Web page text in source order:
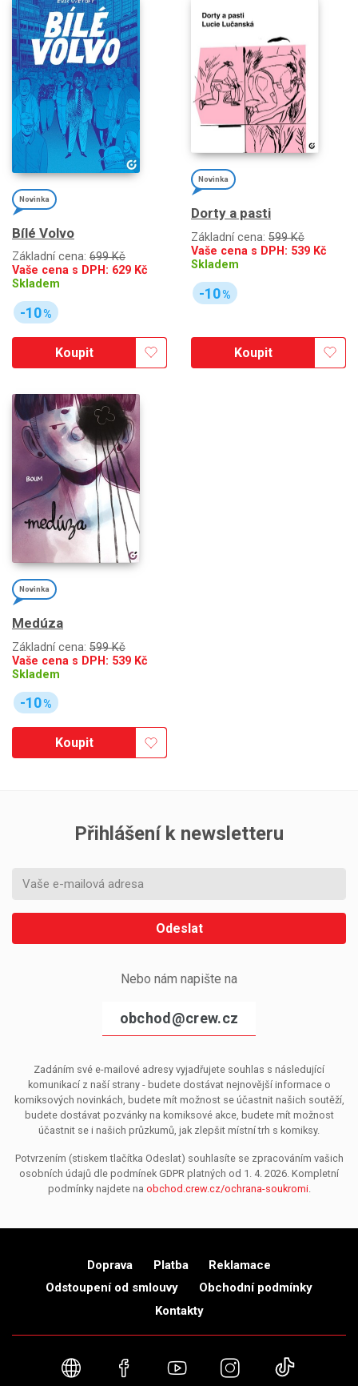
Novinka
Bílé Volvo
Základní cena: 699 Kč
Vaše cena s DPH: 629 Kč
Skladem
-10%
Koupit
Novinka
Dorty a pasti
Základní cena: 599 Kč
Vaše cena s DPH: 539 Kč
Skladem
-10%
Koupit
Novinka
Medúza
Základní cena: 599 Kč
Vaše cena s DPH: 539 Kč
Skladem
-10%
Koupit
Přihlášení k newsletteru
Odeslat
Nebo nám napište na
obchod@crew.cz
Zadáním své e-mailové adresy vyjadřujete souhlas s následující
komunikací z naší strany - budete dostávat nejnovější informace o
komiksových novinkách, budete mít možnost se účastnit našich soutěží,
budete dostávat pozvánky na komiksové akce, budete mít možnost
účastnit se i našich průzkumů, jak zlepšit místní trh s komiksy.
Potvrzením (stiskem tlačítka Odeslat) souhlasíte se zpracováním vašich
osobních údajů dle podmínek GDPR platných od 1. 4. 2026. Kompletní
podmínky najdete na obchod.crew.cz/ochrana-soukromi.
Doprava Platba
Reklamace
Odstoupení od smlouvy
Obchodní podmínky
Kontakty
Webové stránky
FacebookYouTubeInstagram